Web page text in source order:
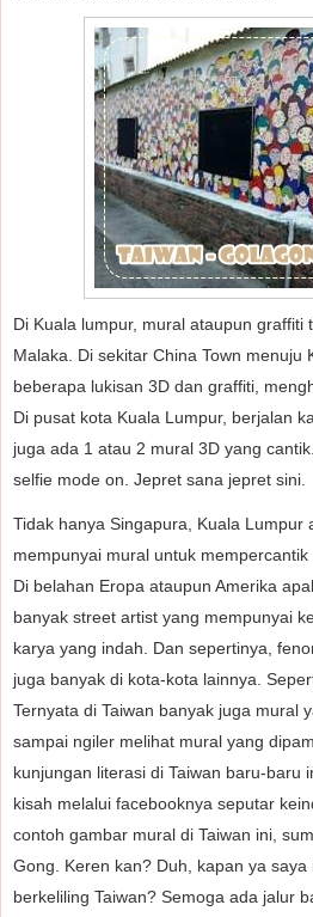
Di Kuala lumpur, mural ataupun graffiti
Malaka. Di sekitar China Town menuju
beberapa lukisan 3D dan graffiti,
Di pusat kota Kuala Lumpur, berjalan
juga ada 1 atau 2 mural 3D yang
selfie mode on. Jepret sana jepret sini.
Tidak hanya Singapura, Kuala Lumpur
mempunyai mural untuk mempercantik
Di belahan Eropa ataupun Amerika
banyak street artist yang mempunyai
karya yang indah. Dan sepertinya,
juga banyak di kota-kota lainnya.
Ternyata di Taiwan banyak juga mural
sampai ngiler melihat mural yang
kunjungan literasi di Taiwan baru-baru
kisah melalui facebooknya seputar
contoh gambar mural di Taiwan ini,
Gong. Keren kan? Duh, kapan ya
berkeliling Taiwan? Semoga ada jalur